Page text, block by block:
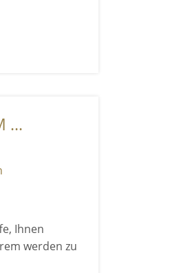
...
Ihnen
werden zu